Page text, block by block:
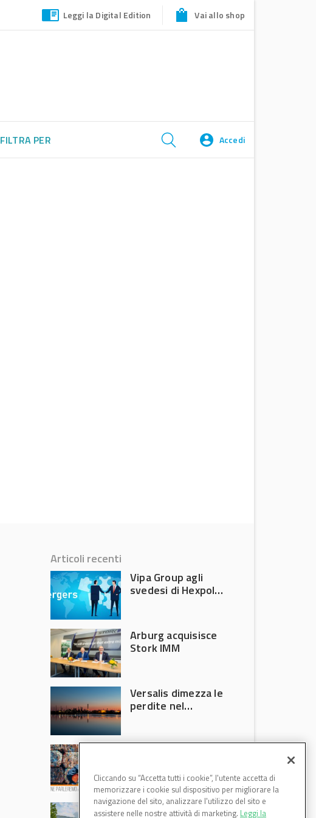
Leggi la Digital Edition Vai allo shop
FILTRA PER Accedi
Articoli recenti
Vipa Group agli
svedesi di Hexpol
Arburg acquisisce
Stork IMM
Versalis dimezza le
perdite nel
chiedono
intervento del
Governo
Basf Italia cresce
Cliccando su “Accetta tutti i cookie”, l'utente accetta di
memorizzare i cookie sul dispositivo per migliorare la
navigazione del sito, analizzare l'utilizzo del sito e
assistere nelle nostre attività di marketing. Leggi la